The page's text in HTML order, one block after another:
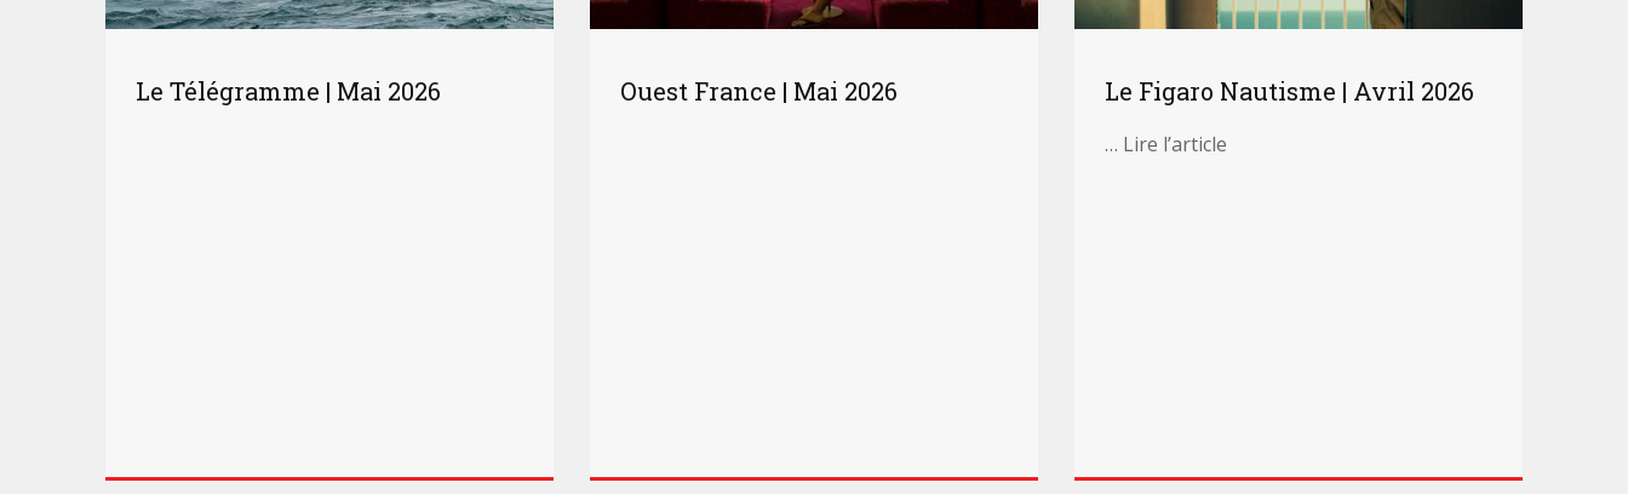
Le Télégramme | Mai 2026 Ouest France | Mai 2026 Le Figaro Nautisme | Avril 2026
… Lire l’article